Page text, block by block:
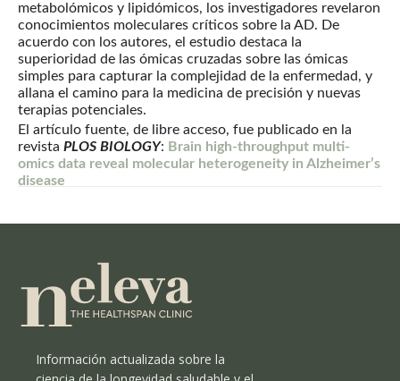
metabolómicos y lipidómicos, los investigadores revelaron
conocimientos moleculares críticos sobre la AD. De
acuerdo con los autores, el estudio destaca la
superioridad de las ómicas cruzadas sobre las ómicas
simples para capturar la complejidad de la enfermedad, y
allana el camino para la medicina de precisión y nuevas
terapias potenciales.
El artículo fuente, de libre acceso, fue publicado en la
revista PLOS BIOLOGY: Brain high-throughput multi-
omics data reveal molecular heterogeneity in Alzheimer’s
disease
Información actualizada sobre la